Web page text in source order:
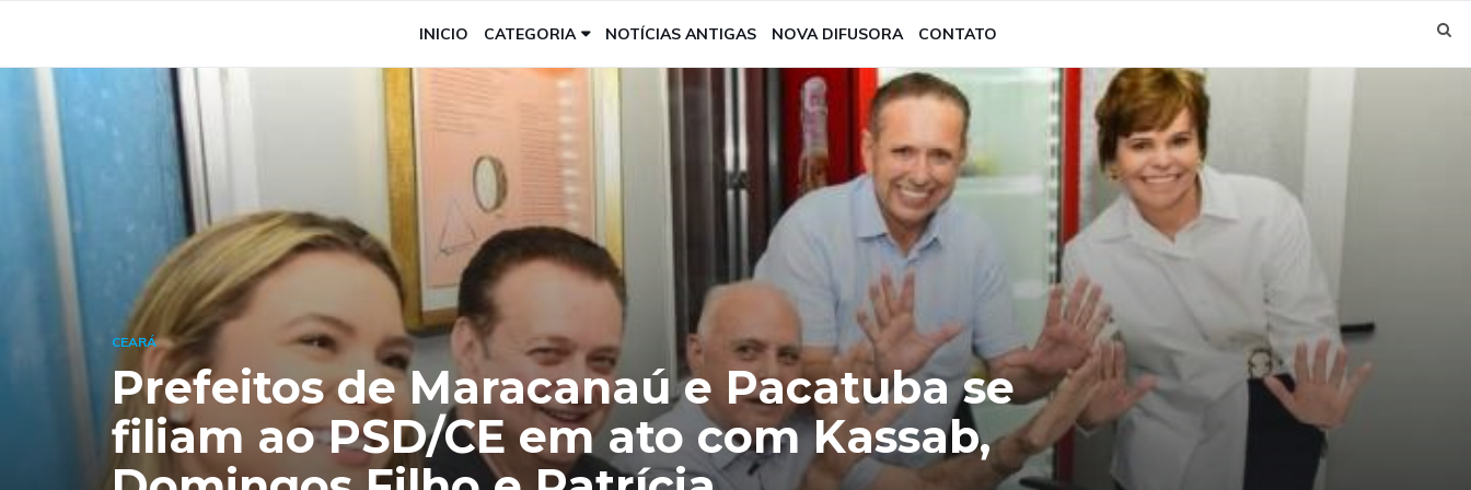
INICIO CATEGORIA NOTÍCIAS ANTIGAS NOVA DIFUSORA CONTATO
CEARÁ
Prefeitos de Maracanaú e Pacatuba se
filiam ao PSD/CE em ato com Kassab,